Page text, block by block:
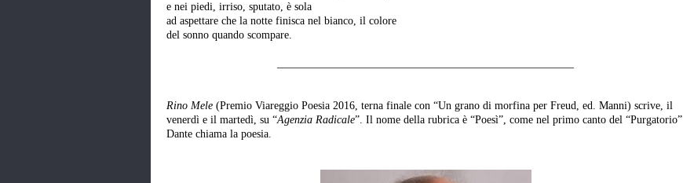
e nei piedi, irriso, sputato, è sola
ad aspettare che la notte finisca nel bianco, il colore
del sonno quando scompare.
Rino Mele (Premio Viareggio Poesia 2016, terna finale con “Un grano di morfina per Freud, ed. Manni) scrive, il
venerdì e il martedì, su “Agenzia Radicale”. Il nome della rubrica è “Poesì”, come nel primo canto del “Purgatorio”
Dante chiama la poesia.